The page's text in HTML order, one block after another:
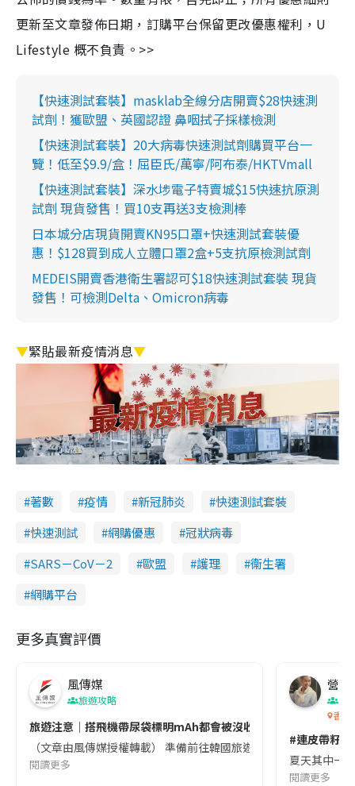
更新至文章發佈日期，訂購平台保留更改優惠權利，U
Lifestyle 概不負責。>>
【快速測試套裝】masklab全線分店開賣$28快速測
試劑！獲歐盟、英國認證 鼻咽拭子採樣檢測
【快速測試套裝】20大病毒快速測試劑購買平台一
覽！低至$9.9/盒！屈臣氏/萬寧/阿布泰/HKTVmall
【快速測試套裝】深水埗電子特賣城$15快速抗原測
試劑 現貨發售！買10支再送3支檢測棒
日本城分店現貨開賣KN95口罩+快速測試套裝優
惠！$128買到成人立體口罩2盒+5支抗原檢測試劑
MEDEIS開賣香港衛生署認可$18快速測試套裝 現貨
發售！可檢測Delta、Omicron病毒
▼緊貼最新疫情消息▼
著數 疫情 新冠肺炎
快速測試套裝
快速測試
網購優惠
冠狀病毒
SARS－CoV－2
歐盟 護理
衞生署
網購平台
更多真實評價
風傳媒
旅遊攻略
旅遊注意｜搭飛機帶尿袋標明mAh都會被沒收😱出發前切記檢查
（文章由風傳媒授權轉載） 準備前往韓國旅遊的民眾，近期要
閱讀更多
營養
香港
#連皮帶籽
夏天其中一
閱讀更多